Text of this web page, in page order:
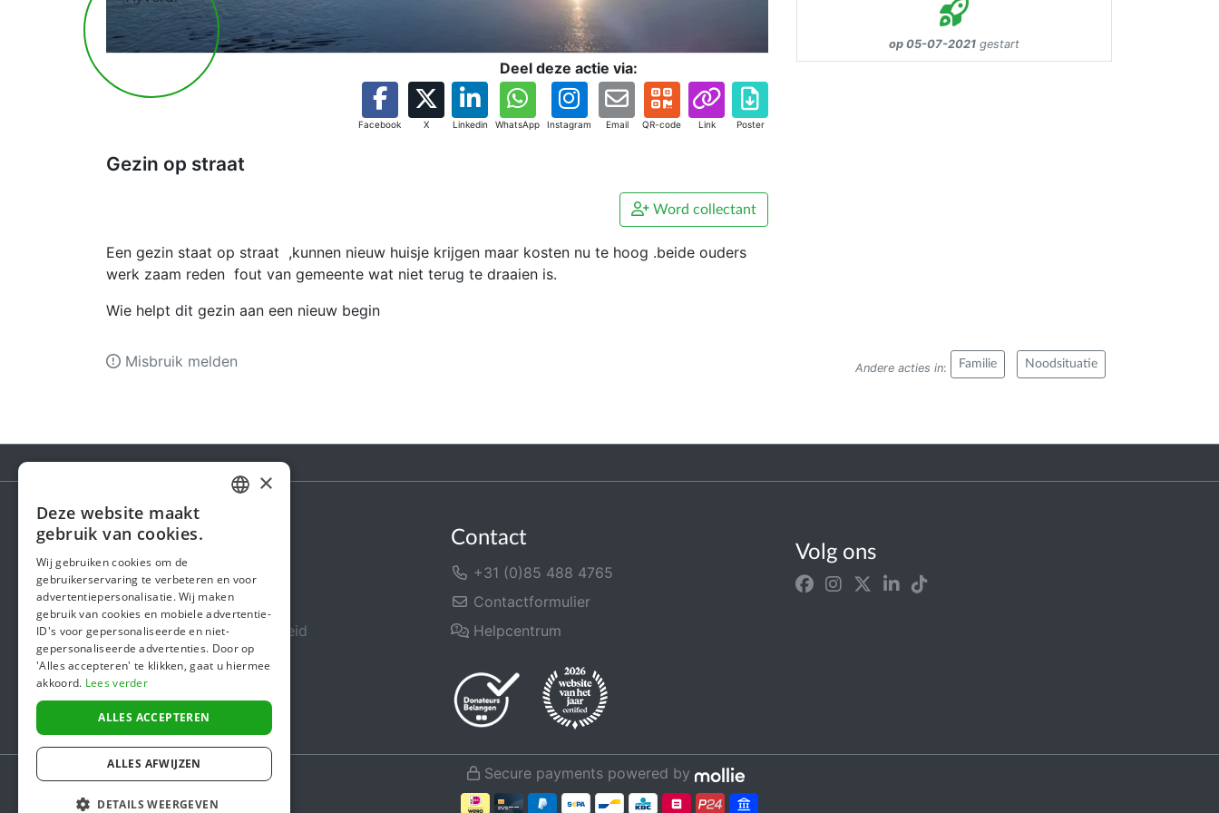
Deel deze actie via:
Facebook X Linkedin WhatsApp Instagram Email QR-code Link Poster
Gezin op straat
Word collectant
Een gezin staat op straat ,kunnen nieuw huisje krijgen maar kosten nu te hoog .beide ouders
werk zaam reden fout van gemeente wat niet terug te draaien is.
Wie helpt dit gezin aan een nieuw begin
op 05-07-2021 gestart
Andere acties in: Familie Noodsituatie
Misbruik melden
Steunactie
Over ons
In de media
Veiligheid & Betrouwbaarheid
Algemene voorwaarden
Privacybeleid
Cookiebeleid
Contact
+31 (0)85 488 4765
Contactformulier
Helpcentrum
Volg ons
Secure payments powered by
ENGLISH
×
Deze website maakt
gebruik van cookies.
Wij gebruiken cookies om de
gebruikerservaring te verbeteren en voor
advertentiepersonalisatie. Wij maken
gebruik van cookies en mobiele advertentie-
ID's voor gepersonaliseerde en niet-
gepersonaliseerde advertenties. Door op
'Alles accepteren' te klikken, gaat u hiermee
akkoord. Lees verder
ALLES ACCEPTEREN
ALLES AFWIJZEN
DETAILS WEERGEVEN